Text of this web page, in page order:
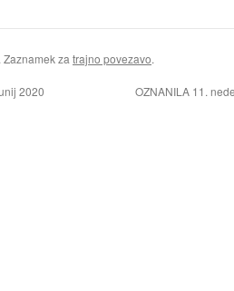
. Zaznamek za trajno povezavo.
2020 OZNANILA 11.